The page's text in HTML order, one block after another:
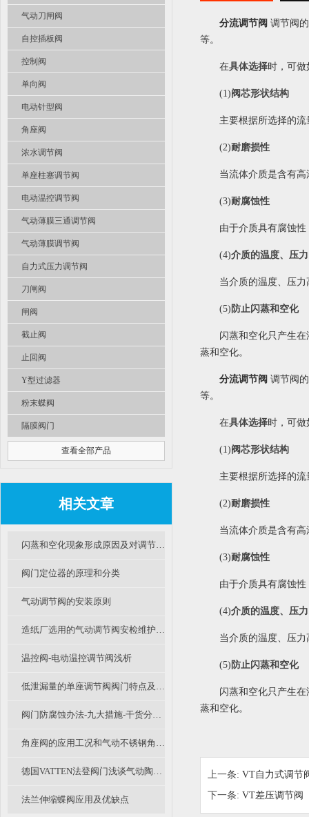
气动刀闸阀
自控插板阀
控制阀
单向阀
电动针型阀
角座阀
浓水调节阀
单座柱塞调节阀
电动温控调节阀
气动薄膜三通调节阀
气动薄膜调节阀
自力式压力调节阀
刀闸阀
闸阀
截止阀
止回阀
Y型过滤器
粉末蝶阀
隔膜阀门
查看全部产品
相关文章
闪蒸和空化现象形成原因及对调节阀影响有哪些？
阀门定位器的原理和分类
气动调节阀的安装原则
造纸厂选用的气动调节阀安检维护要主要看那些地方？
温控阀-电动温控调节阀浅析
低泄漏量的单座调节阀阀门特点及分析
阀门防腐蚀办法-九大措施-干货分享（二）
角座阀的应用工况和气动不锈钢角座阀结构特点
德国VATTEN法登阀门浅谈气动陶瓷进料阀原理及优势
法兰伸缩蝶阀应用及优缺点
分流调节阀 调节阀
等。
在具体选择时，可做
(1) 阀芯形状结构
主要根据所选择的
(2)耐磨损性
当流体介质是含有
(3)耐腐蚀性
由于介质具有腐蚀
(4)介质的温度、压力
当介质的温度、压
(5) 防止闪蒸和空化
闪蒸和空化只产生
蒸和空化。
分流调节阀 调节阀
等。
在具体选择时，可做
(1) 阀芯形状结构
主要根据所选择的
(2)耐磨损性
当流体介质是含有
(3)耐腐蚀性
由于介质具有腐蚀
(4)介质的温度、压力
当介质的温度、压
(5) 防止闪蒸和空化
闪蒸和空化只产生
蒸和空化。
上一条: VT自力式调节
下一条: VT差压调节阀